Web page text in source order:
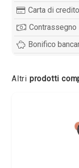
Carta di credito
Contrassegno
Bonifico
Altri prodotti